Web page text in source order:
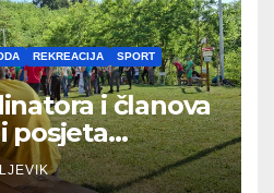
REKREACIJA
SPORT
i članova
posjeta
domu